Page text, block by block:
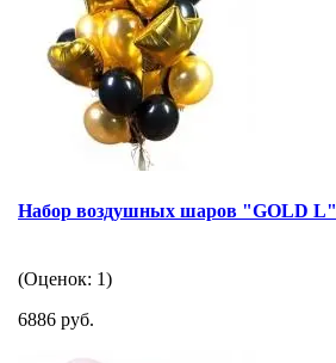
Набор воздушных шаров "GOLD L"
(Оценок: 1)
6886 руб.